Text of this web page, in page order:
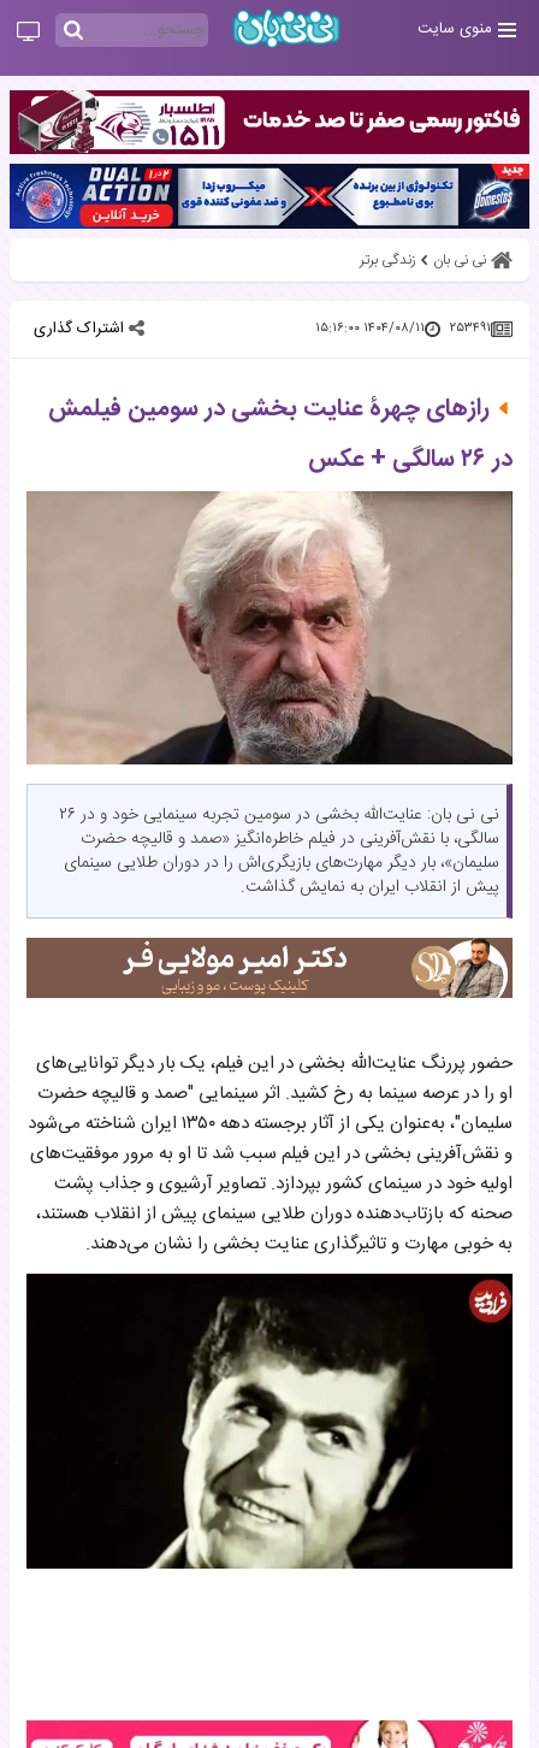
منوی سایت
نی نی بان زندگی برتر
۲۵۳۴۹۱ ۱۴۰۴/۰۸/۱۱ ۱۵:۱۶:۰۰ اشتراک گذاری
رازهای چهرۀ عنایت بخشی در سومین فیلمش
در ۲۶ سالگی + عکس
نی نی بان: عنایت‌الله بخشی در سومین تجربه سینمایی خود و در ۲۶
سالگی، با نقش‌آفرینی در فیلم خاطره‌انگیز «صمد و قالیچه حضرت
سلیمان»، بار دیگر مهارت‌های بازیگری‌اش را در دوران طلایی سینمای
پیش از انقلاب ایران به نمایش گذاشت.
حضور پررنگ عنایت‌الله بخشی در این فیلم، یک بار دیگر توانایی‌های
او را در عرصه سینما به رخ کشید. اثر سینمایی "صمد و قالیچه حضرت
سلیمان"، به‌عنوان یکی از آثار برجسته دهه ۱۳۵۰ ایران شناخته می‌شود
و نقش‌آفرینی بخشی در این فیلم سبب شد تا او به مرور موفقیت‌های
اولیه خود در سینمای کشور بپردازد. تصاویر آرشیوی و جذاب پشت
صحنه که بازتاب‌دهنده دوران طلایی سینمای پیش از انقلاب هستند،
به خوبی مهارت و تاثیرگذاری عنایت بخشی را نشان می‌دهند.